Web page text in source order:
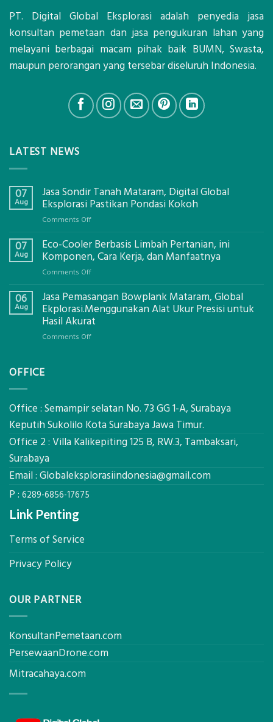
PT. Digital Global Eksplorasi adalah penyedia jasa
konsultan pemetaan dan jasa pengukuran lahan yang
melayani berbagai macam pihak baik BUMN, Swasta,
maupun perorangan yang tersebar diseluruh Indonesia.
LATEST NEWS
07
Aug
Jasa Sondir Tanah Mataram, Digital Global
Eksplorasi Pastikan Pondasi Kokoh
Comments Offon
Sondir
Tanah
Eksplorasi
Pastikan
Pondasi
Kokoh
07
Aug
Eco-Cooler Berbasis Limbah Pertanian, ini
Komponen, Cara Kerja, dan Manfaatnya
Comments Offon
Cooler
Berbasis
Limbah
06
Aug
Jasa Pemasangan Bowplank Mataram, Global
Ekplorasi.Menggunakan Alat Ukur Presisi untuk
Hasil Akurat
Comments Offon
Ekplorasi.Menggunakan
Ukur
Presisi
Akurat
OFFICE
Office : Semampir selatan No. 73 GG 1-A, Surabaya
Keputih Sukolilo Kota Surabaya Jawa Timur.
Office 2 : Villa Kalikepiting 125 B, RW.3, Tambaksari,
Surabaya
Email : Globaleksplorasiindonesia@gmail.com
P : 6289-6856-17675
Link Penting
Terms of Service
Privacy Policy
OUR PARTNER
KonsultanPemetaan.com
PersewaanDrone.com
Mitracahaya.com